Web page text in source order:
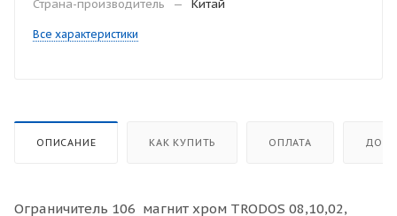
Страна-производитель
— Китай
Все характеристики
ОПИСАНИЕ КАК КУПИТЬ ОПЛАТА
Ограничитель 106 магнит хром TRODOS 08,10,02,